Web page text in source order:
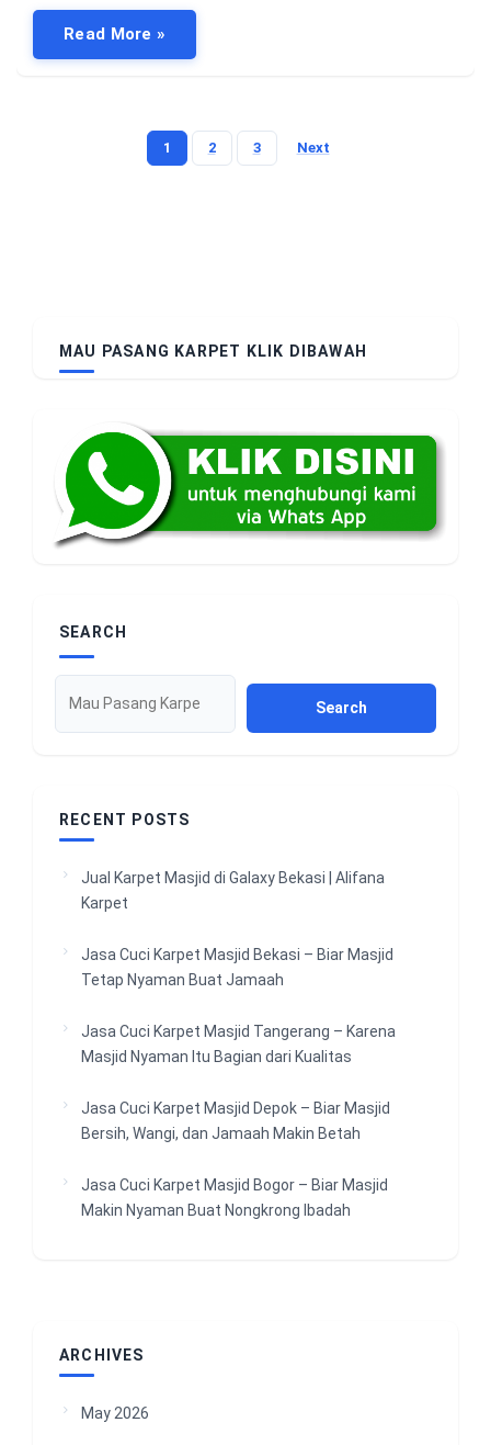
Read More »
1 2 3 Next
MAU PASANG KARPET KLIK DIBAWAH
SEARCH
Search
RECENT POSTS
Jual Karpet Masjid di Galaxy Bekasi | Alifana
Karpet
Jasa Cuci Karpet Masjid Bekasi – Biar Masjid
Tetap Nyaman Buat Jamaah
Jasa Cuci Karpet Masjid Tangerang – Karena
Masjid Nyaman Itu Bagian dari Kualitas
Jasa Cuci Karpet Masjid Depok – Biar Masjid
Bersih, Wangi, dan Jamaah Makin Betah
Jasa Cuci Karpet Masjid Bogor – Biar Masjid
Makin Nyaman Buat Nongkrong Ibadah
ARCHIVES
May 2026